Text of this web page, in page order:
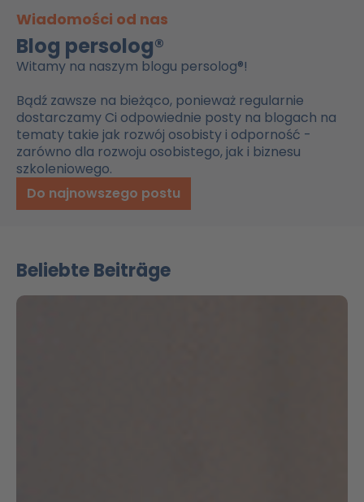
Wiadomości od nas
Blog persolog®
Witamy na naszym blogu persolog®!
Bądź zawsze na bieżąco, ponieważ regularnie
dostarczamy Ci odpowiednie posty na blogach na
tematy takie jak rozwój osobisty i odporność -
zarówno dla rozwoju osobistego, jak i biznesu
szkoleniowego.
Do najnowszego postu
Beliebte Beiträge